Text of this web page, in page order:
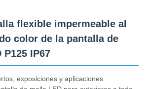
flexible impermeable al
color de la pantalla de
P125 IP67
exposiciones y aplicaciones